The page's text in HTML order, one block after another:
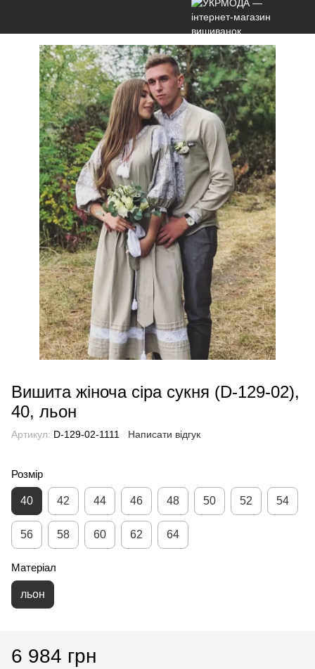
Вишита жіноча сіра сукня (D-129-02),
40, льон
Артикул: D-129-02-1111 Написати відгук
Розмір
40 42 44 46 48 50 52 54
56 58 60 62 64
Матеріал
льон
6 984 грн